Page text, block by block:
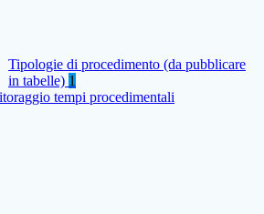
Tipologie di procedimento (da pubblicare
in tabelle) 1
tempi procedimentali